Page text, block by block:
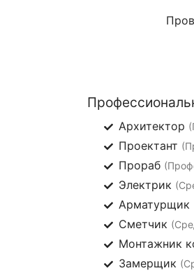
Архитектор
Проектант
Прораб
Электрик
Арматурщик
Сметчик
Монтажник
Замерщик